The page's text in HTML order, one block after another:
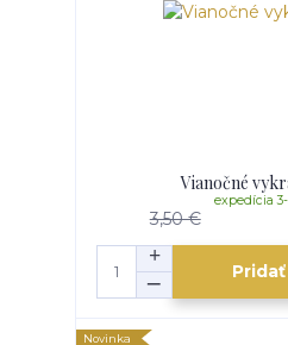
Vianočné
3,50 €
expedícia
Novinka